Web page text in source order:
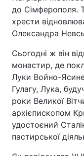
до Сімферополя.
хрести
Олександра
Сьогодні ж він
монастир, де
Луки Войно-
Гулагу, Лука,
роки Великої
архієпископом
удостоєний
пастирської